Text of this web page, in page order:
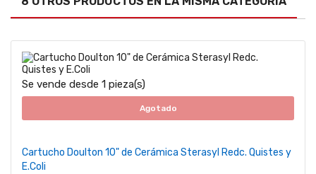
Se vende desde 1 pieza(s)
Agotado
Cartucho Doulton 10" de Cerámica Sterasyl Redc. Quistes y
E.Coli